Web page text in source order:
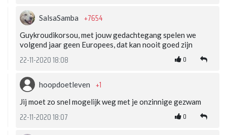
SalsaSamba +7654
Guykroudikorsou, met jouw gedachtegang spelen we
volgend jaar geen Europees, dat kan nooit goed zijn
22-11-2020 18:08 0
hoopdoetleven +1
Jij moet zo snel mogelijk weg met je onzinnige gezwam
22-11-2020 18:07 0